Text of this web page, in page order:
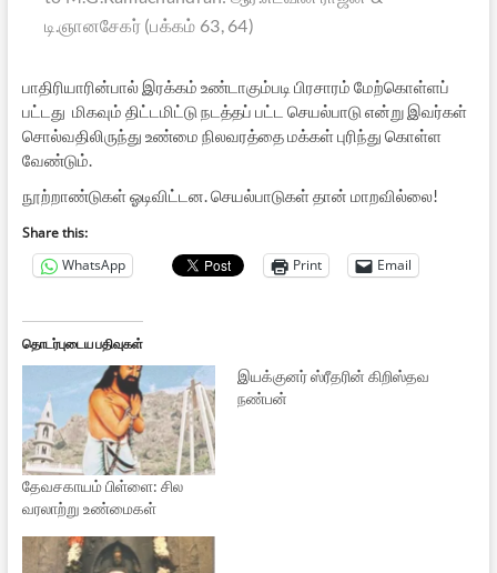
டி.ஞானசேகர் (பக்கம் 63, 64)
பாதிரியாரின்பால் இரக்கம் உண்டாகும்படி பிரசாரம் மேற்கொள்ளப்
பட்டது மிகவும் திட்டமிட்டு நடத்தப் பட்ட செயல்பாடு என்று இவர்கள்
சொல்வதிலிருந்து உண்மை நிலவரத்தை மக்கள் புரிந்து கொள்ள
வேண்டும்.
நூற்றாண்டுகள் ஓடிவிட்டன. செயல்பாடுகள் தான் மாறவில்லை!
Share this:
WhatsApp
Print Email
தொடர்புடைய பதிவுகள்
தேவசகாயம் பிள்ளை: சில
வரலாற்று உண்மைகள்
இயக்குனர் ஸ்ரீதரின் கிறிஸ்தவ
நண்பன்